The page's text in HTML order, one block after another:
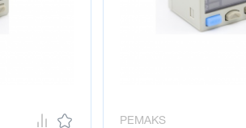
PEMAKS